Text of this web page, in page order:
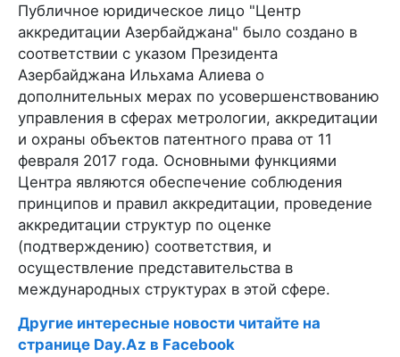
Публичное юридическое лицо "Центр
аккредитации Азербайджана" было создано в
соответствии с указом Президента
Азербайджана Ильхама Алиева о
дополнительных мерах по усовершенствованию
управления в сферах метрологии, аккредитации
и охраны объектов патентного права от 11
февраля 2017 года. Основными функциями
Центра являются обеспечение соблюдения
принципов и правил аккредитации, проведение
аккредитации структур по оценке
(подтверждению) соответствия, и
осуществление представительства в
международных структурах в этой сфере.
Другие интересные новости читайте на
странице Day.Az в Facebook